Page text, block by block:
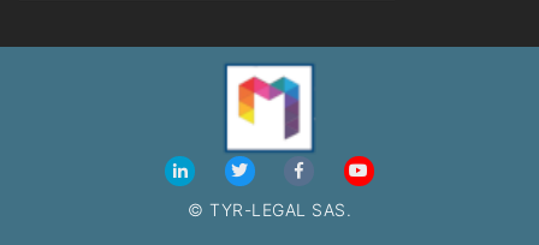
© TYR-LEGAL SAS.